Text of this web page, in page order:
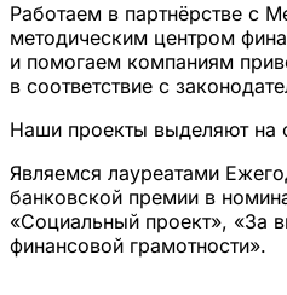
Работаем в партнёрстве с
методическим центром
и помогаем компаниям
в соответствие с
Наши проекты выделяют на
Являемся лауреатами
банковской премии в
«Социальный проект», «За
финансовой грамотности».